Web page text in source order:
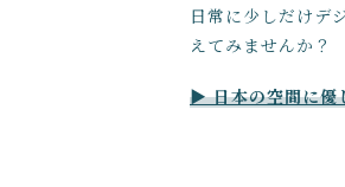
日常に少しだけデ
えてみませんか？
▶ 日本の空間に優